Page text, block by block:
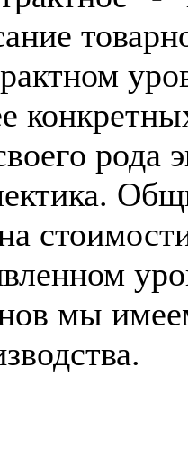
рода
мы